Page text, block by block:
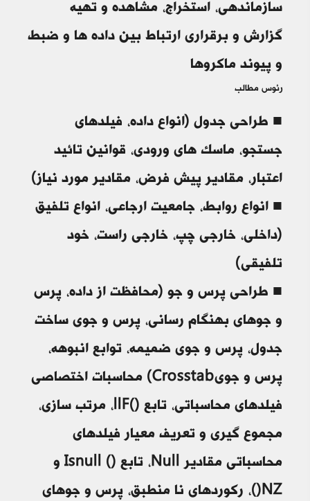
سازماندهی، استخراج، مشاهده و تهیه
گزارش و برقراری ارتباط بین داده ها و ضبط
و پیوند ماکروها
رئوس مطالب
■ طراحی جدول (انواع داده، فیلدهای
جستجو، ماسک های ورودی، قوانین تائید
اعتبار، مقادیر پیش فرض، مقادیر مورد نیاز)
■ انواع روابط، جامعیت ارجاعی، انواع تلفیق
(داخلی، خارجی چپ، خارجی راست، خود
تلفیقی)
■ طراحی پرس و جو (محافظت از داده، پرس
و جوهای بهنگام رسانی، پرس و جوی ساخت
جدول، پرس و جوی ضمیمه، توابع انبوهه،
پرس و جویCrosstab) محاسبات اختصاصی
فیلدهای محاسباتی، تابع ()llF، مرتب سازی،
مجموع گیری و تعریف معیار فیلدهای
محاسباتی مقادیر Null، تابع () Isnull و
NZ()، رکوردهای نا منطبق، پرس و جوهای